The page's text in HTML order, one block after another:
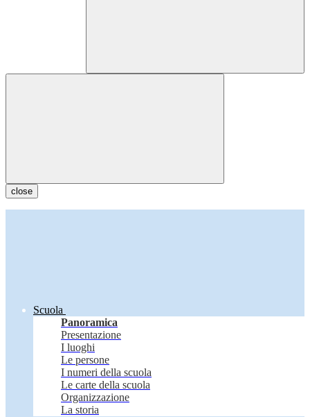
close
Scuola
Panoramica
Presentazione
I luoghi
Le persone
I numeri della scuola
Le carte della scuola
Organizzazione
La storia